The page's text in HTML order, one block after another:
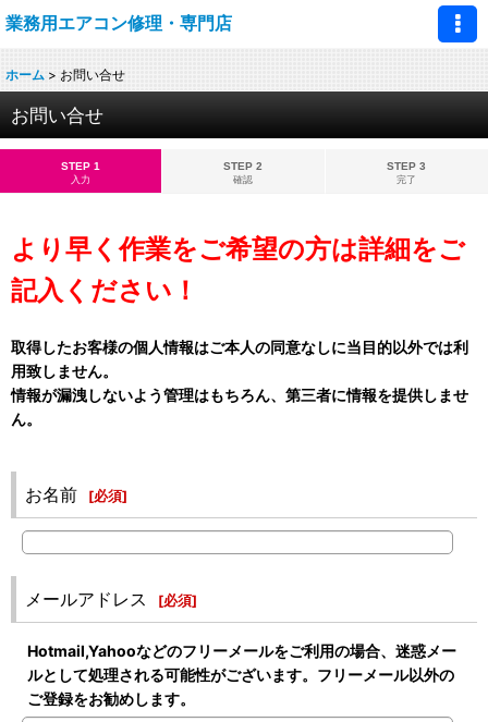
業務用エアコン修理・専門店
ホーム > お問い合せ
お問い合せ
STEP 1
入力
STEP 2
確認
STEP 3
完了
より早く作業をご希望の方は詳細をご
記入ください！
取得したお客様の個人情報はご本人の同意なしに当目的以外では利
用致しません。
情報が漏洩しないよう管理はもちろん、第三者に情報を提供しませ
ん。
お名前 [必須]
メールアドレス [必須]
Hotmail,Yahooなどのフリーメールをご利用の場合、迷惑メー
ルとして処理される可能性がございます。フリーメール以外の
ご登録をお勧めします。